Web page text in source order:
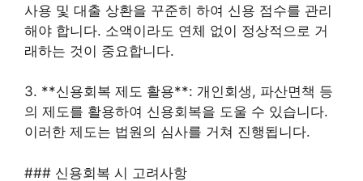
사용 및 대출 상환을 꾸준히 하여 신용 점수를 관리
해야 합니다. 소액이라도 연체 없이 정상적으로 거
래하는 것이 중요합니다.
3. **신용회복 제도 활용**: 개인회생, 파산면책 등
의 제도를 활용하여 신용회복을 도울 수 있습니다.
이러한 제도는 법원의 심사를 거쳐 진행됩니다.
### 신용회복 시 고려사항